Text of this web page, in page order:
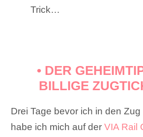
Trick…
• DER
BILLIGE
Drei Tage bevor ich in den
habe ich mich auf derVIA Rail